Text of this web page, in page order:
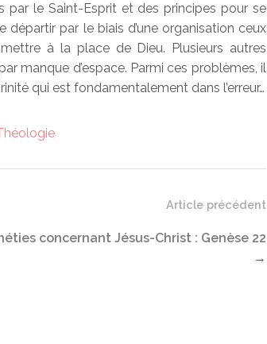
par le Saint-Esprit et des principes pour se
départir par le biais d’une organisation ceux
à la place de Dieu. Plusieurs autres
manque d’espace. Parmi ces problèmes, il
qui est fondamentalement dans l’erreur…
Article précédent
concernant Jésus-Christ : Genèse 22
→